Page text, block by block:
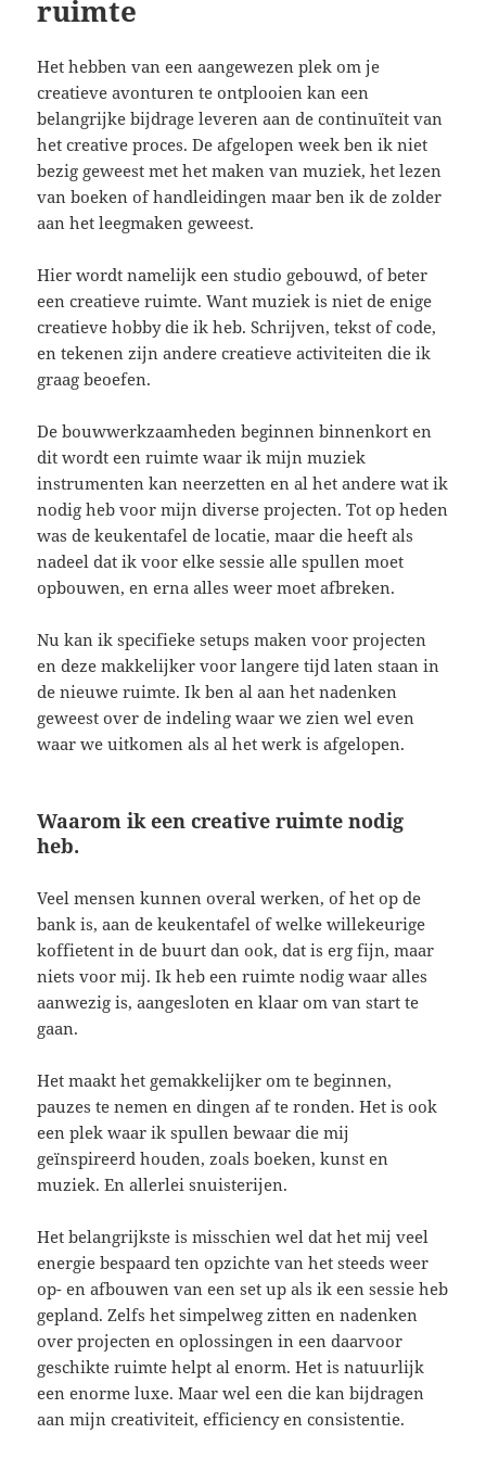
ruimte
Het hebben van een aangewezen plek om je
creatieve avonturen te ontplooien kan een
belangrijke bijdrage leveren aan de continuïteit van
het creative proces. De afgelopen week ben ik niet
bezig geweest met het maken van muziek, het lezen
van boeken of handleidingen maar ben ik de zolder
aan het leegmaken geweest.
Hier wordt namelijk een studio gebouwd, of beter
een creatieve ruimte. Want muziek is niet de enige
creatieve hobby die ik heb. Schrijven, tekst of code,
en tekenen zijn andere creatieve activiteiten die ik
graag beoefen.
De bouwwerkzaamheden beginnen binnenkort en
dit wordt een ruimte waar ik mijn muziek
instrumenten kan neerzetten en al het andere wat ik
nodig heb voor mijn diverse projecten. Tot op heden
was de keukentafel de locatie, maar die heeft als
nadeel dat ik voor elke sessie alle spullen moet
opbouwen, en erna alles weer moet afbreken.
Nu kan ik specifieke setups maken voor projecten
en deze makkelijker voor langere tijd laten staan in
de nieuwe ruimte. Ik ben al aan het nadenken
geweest over de indeling waar we zien wel even
waar we uitkomen als al het werk is afgelopen.
Waarom ik een creative ruimte nodig
heb.
Veel mensen kunnen overal werken, of het op de
bank is, aan de keukentafel of welke willekeurige
koffietent in de buurt dan ook, dat is erg fijn, maar
niets voor mij. Ik heb een ruimte nodig waar alles
aanwezig is, aangesloten en klaar om van start te
gaan.
Het maakt het gemakkelijker om te beginnen,
pauzes te nemen en dingen af te ronden. Het is ook
een plek waar ik spullen bewaar die mij
geïnspireerd houden, zoals boeken, kunst en
muziek. En allerlei snuisterijen.
Het belangrijkste is misschien wel dat het mij veel
energie bespaard ten opzichte van het steeds weer
op- en afbouwen van een set up als ik een sessie heb
gepland. Zelfs het simpelweg zitten en nadenken
over projecten en oplossingen in een daarvoor
geschikte ruimte helpt al enorm. Het is natuurlijk
een enorme luxe. Maar wel een die kan bijdragen
aan mijn creativiteit, efficiency en consistentie.